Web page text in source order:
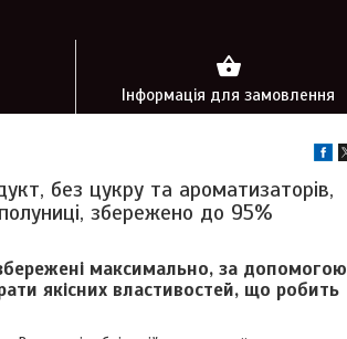
Інформація для замовлення
без цукру та ароматизаторів,
збережено до 95%
максимально, за допомогою
якісних властивостей, що робить